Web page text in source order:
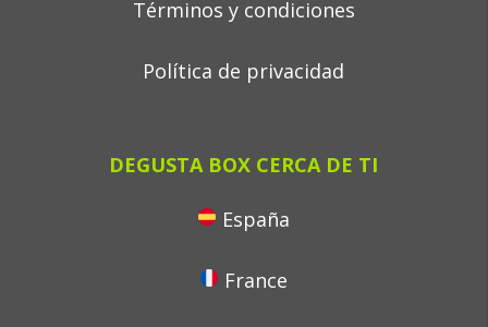
Términos y condiciones
Política de privacidad
DEGUSTA BOX CERCA DE TI
España
France